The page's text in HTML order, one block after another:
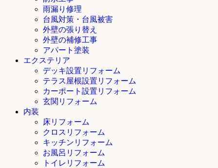
雨漏り修理
台風対策・台風被害
外壁の張り替え
外壁の補修工事
アパート塗装
エクステリア
デッキ設置リフォーム
テラス屋根設置リフォーム
カーポート設置リフォーム
玄関リフォーム
内装
床リフォーム
クロスリフォーム
キッチンリフォーム
お風呂リフォーム
トイレリフォーム